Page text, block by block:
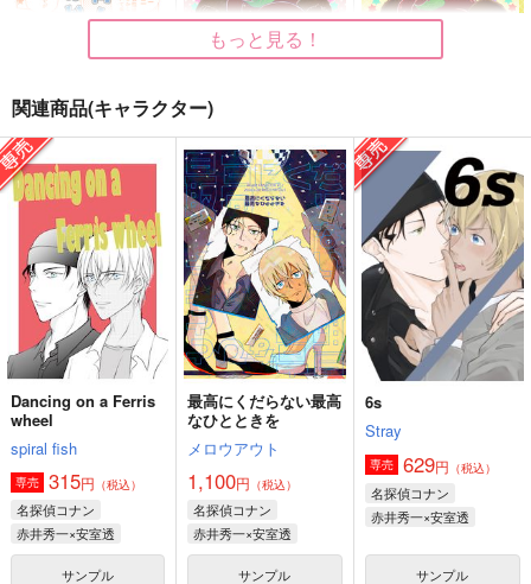
限界同人あむぬいくん
真夜中フィーカ
472円 （税込）
あかぬい×あむぬい
サンプル
作品詳細
たんポコ
おかっぱよ
385 円（税込）
煉獄杏寿郎×竈門炭治郎
サンプル
作品詳細
たんポココン
おかっぱよ
385円 （税込）
煉獄杏寿郎×竈門炭治郎
サンプル
作品詳細
もっと見る！
関連商品(キャラクター)
Dancing on a Ferris
wheel
spiral fish
専売 315円 （税込）
名探偵コナン
赤井秀一×安室透
サンプル
最高にくだらない最高
なひとときを
メロウアウト
1,100円 （税込）
名探偵コナン
赤井秀一×安室透
サンプル
6s
Stray
専売 629円 （税込）
名探偵コナン
赤井秀一×安室透
サンプル